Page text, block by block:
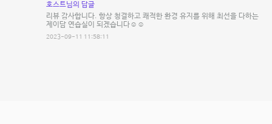
호스트님의 답글
리뷰 감사합니다. 항상 청결하고 쾌적한 환경 유지를 위해 최선을 다하는
제이담 연습실이 되겠습니다☺️☺️
2023-09-11 11:58:11